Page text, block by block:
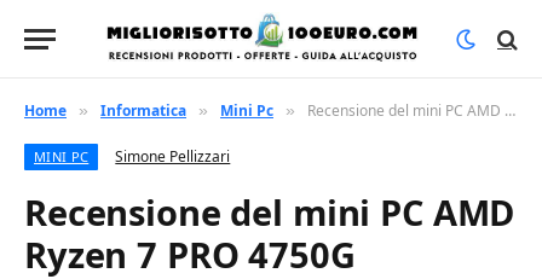
Home » Informatica » Mini Pc » Recensione del mini PC AMD Ryzen 7 PRO 4750G
MINI PC Simone Pellizzari
Recensione del mini PC AMD
Ryzen 7 PRO 4750G